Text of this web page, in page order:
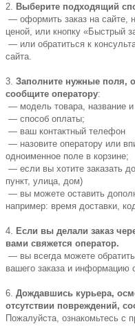
2.
Выберите подходящий
— оформить заказ на сайте,
ценой, или кнопку «Быстрый
— или обратиться к
сайта.
3. Заполните нужные поля,
сообщите оператору:
— модель товара, название и
— способ оплаты;
— ваш контактный телефон
— назовите оператору или
одноименное поле в корзине;
— если вы хотите заказать
пункт, улица, дом)
— вы можете оставить
например: время доставки,
4.
Если вы делали заказ
вами свяжется оператор.
— вы всегда можете
вашего заказа и информацию
6. Дождавшись курьера,
отсутствии повреждений,
Пожалуйста, ознакомьтесь с